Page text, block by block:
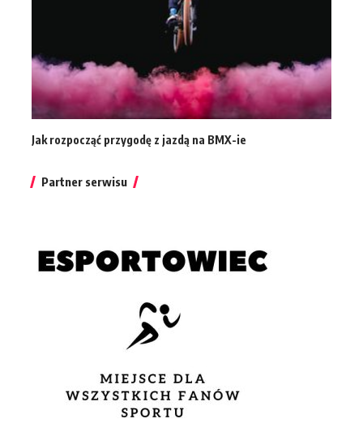
Jak rozpocząć przygodę z jazdą na BMX-ie
Partner serwisu